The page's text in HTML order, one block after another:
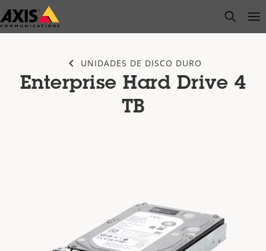
Saltar
al
open
UNIDADES DE DISCO DURO
Enterprise Hard Drive 4
TB